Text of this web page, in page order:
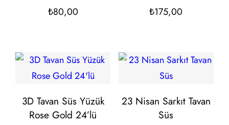
₺80,00 ₺175,00
3D Tavan Süs Yüzük
Rose Gold 24’lü
23 Nisan Sarkıt Tavan
Süs